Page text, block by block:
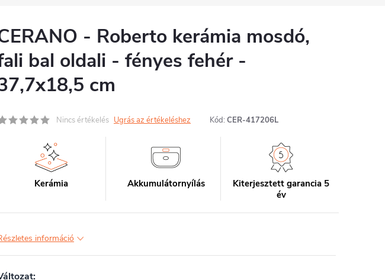
- Roberto kerámia mosdó,
bal oldali - fényes fehér -
cm
Nincs értékelés Ugrás az értékeléshez Kód: CER-417206L
Kerámia Akkumulátornyílás
Kiterjesztett garancia 5
év
információ